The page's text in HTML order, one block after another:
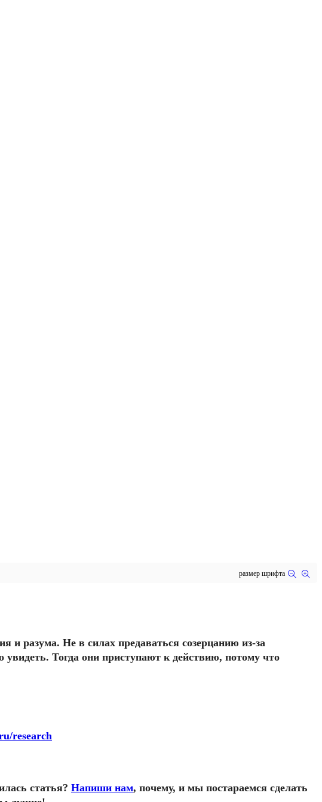
размер шрифта
и разума. Не в силах предаваться созерцанию из-за
Тогда они приступают к действию, потому что
research
статья? Напиши нам, почему, и мы постараемся сделать